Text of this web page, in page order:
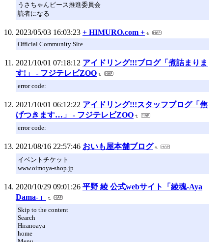
うさちゃんピース推進委員会
読者になる
2023/05/03 16:03:23 + HIMURO.com +
Official Community Site
2021/10/01 07:18:12 アイドリング!!!ブログ「煮詰まりま
す!」 - フジテレビZOO
error code:
2021/10/01 06:12:22 アイドリング!!!スタッフブログ「焦
げつきます…」 - フジテレビZOO
error code:
2021/08/16 22:57:46 おいも屋本舗ブログ
イベントチケット
www.oimoya-shop.jp
2020/10/29 09:01:26 平野 綾 公式webサイト「綾魂-Aya
Dama-」
Skip to the content
Search
Hiranoaya
home